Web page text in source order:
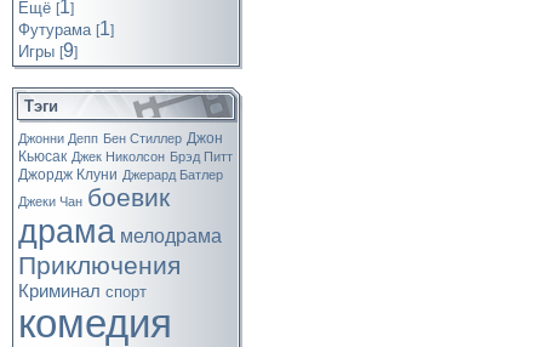
Ещё [1]
Футурама [1]
Игры [9]
Тэги
Джонни Депп Бен Стиллер Джон
Кьюсак Джек Николсон Брэд Питт
Джордж Клуни Джерард Батлер
Джеки Чан боевик
драма мелодрама
Приключения
Криминал спорт
комедия